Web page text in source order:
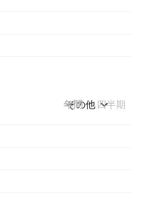
年間 四半期
その他